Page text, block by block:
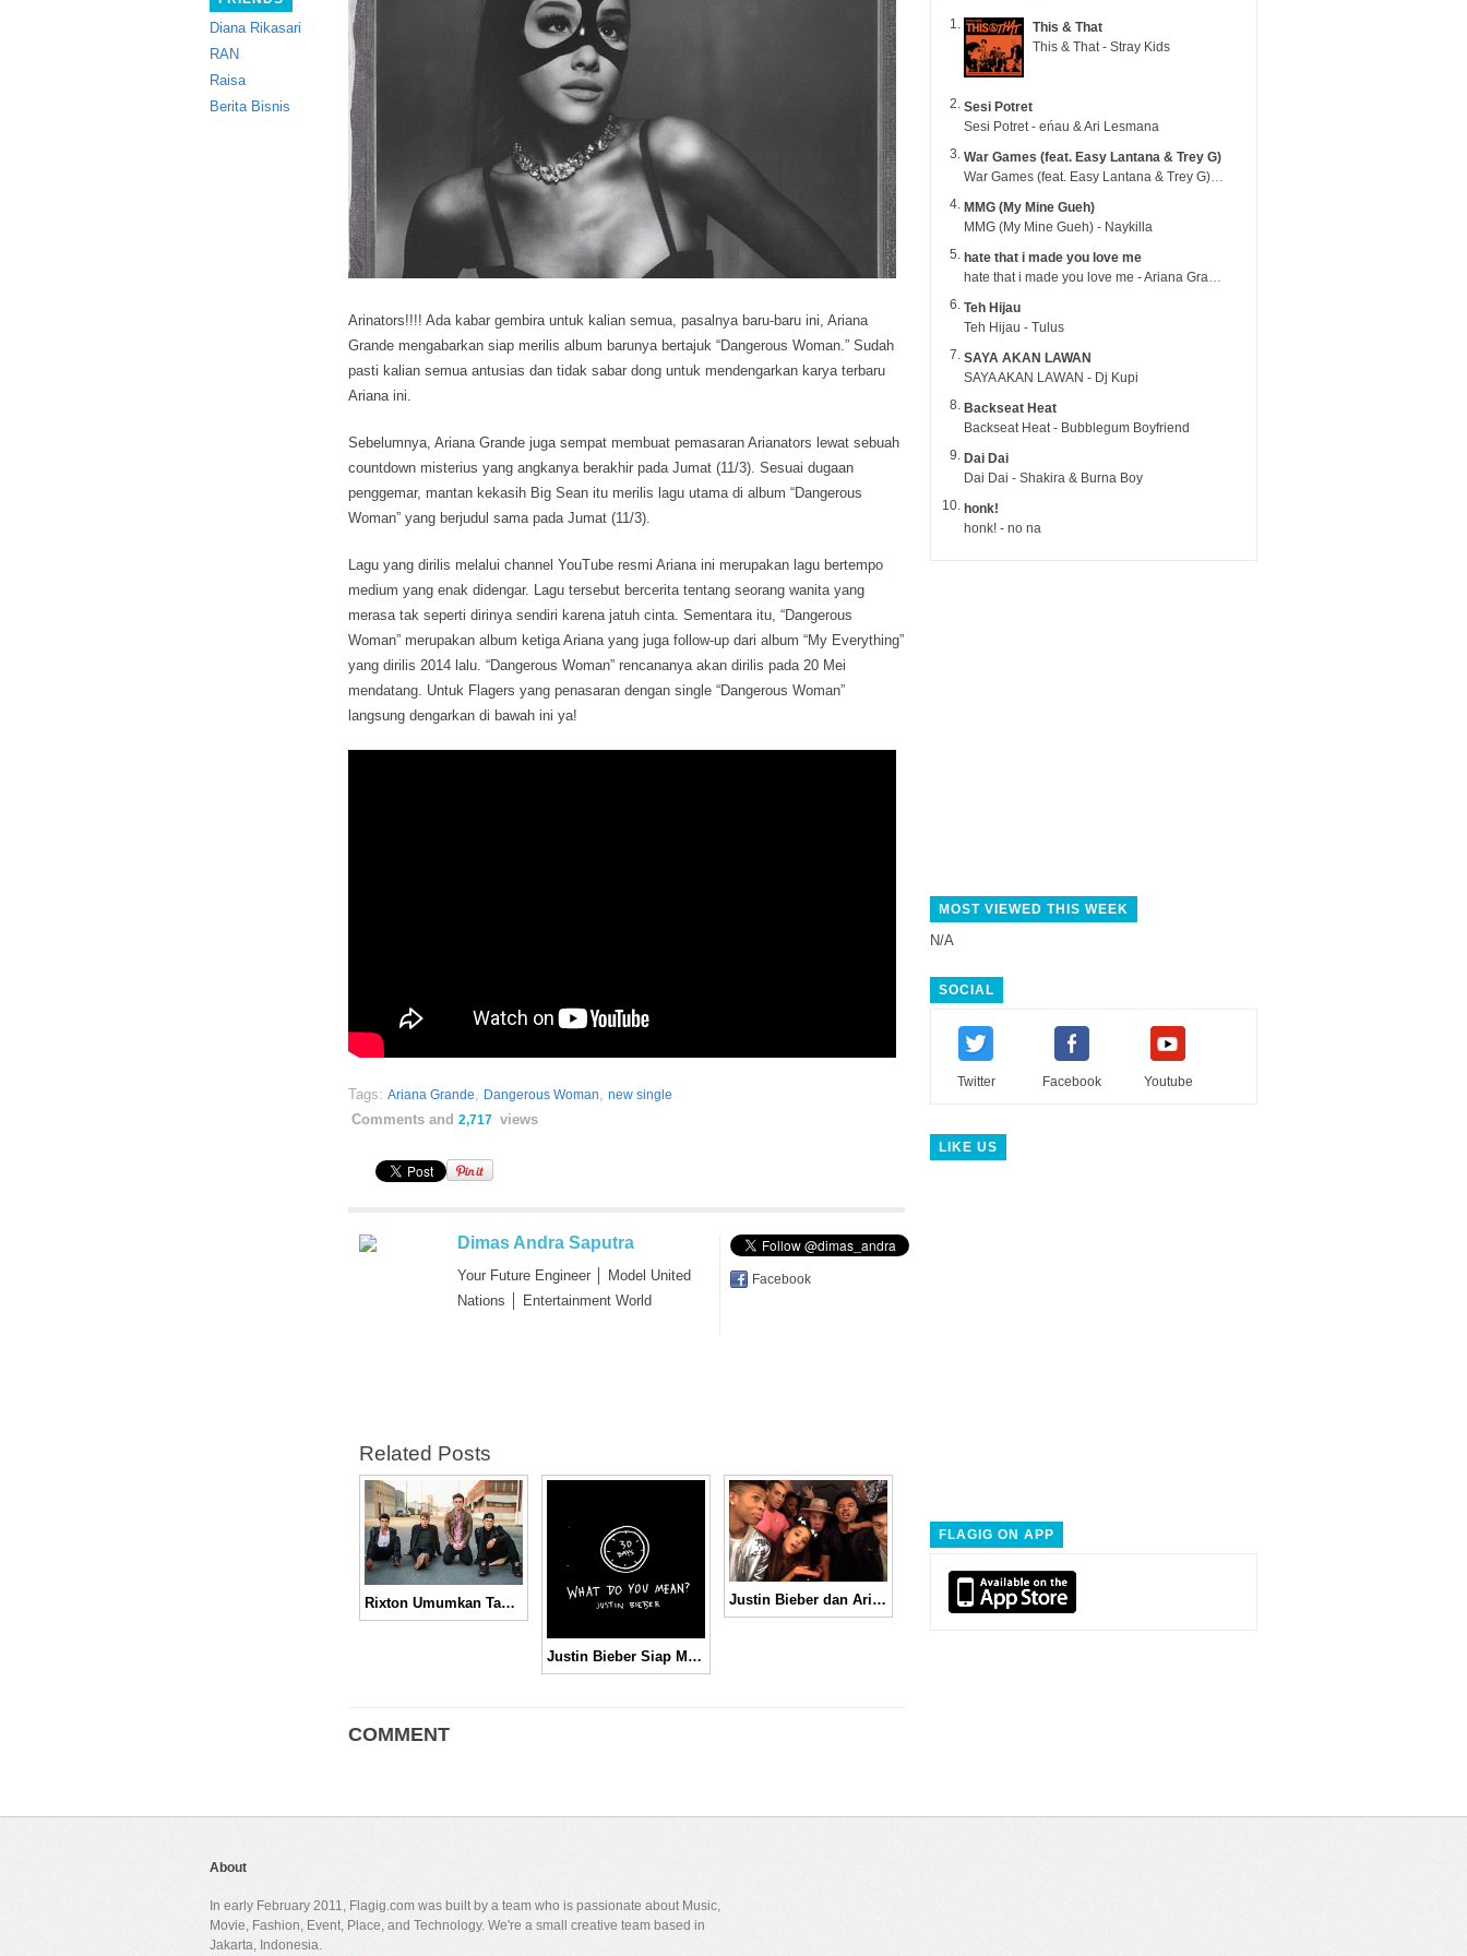
Diana Rikasari
RAN
Raisa
Berita Bisnis
Arinators!!!! Ada kabar gembira untuk kalian semua, pasalnya baru-baru ini, Ariana
Grande mengabarkan siap merilis album barunya bertajuk “Dangerous Woman.” Sudah
pasti kalian semua antusias dan tidak sabar dong untuk mendengarkan karya terbaru
Ariana ini.
Sebelumnya, Ariana Grande juga sempat membuat pemasaran Arianators lewat sebuah
countdown misterius yang angkanya berakhir pada Jumat (11/3). Sesuai dugaan
penggemar, mantan kekasih Big Sean itu merilis lagu utama di album “Dangerous
Woman” yang berjudul sama pada Jumat (11/3).
Lagu yang dirilis melalui channel YouTube resmi Ariana ini merupakan lagu bertempo
medium yang enak didengar. Lagu tersebut bercerita tentang seorang wanita yang
merasa tak seperti dirinya sendiri karena jatuh cinta. Sementara itu, “Dangerous
Woman” merupakan album ketiga Ariana yang juga follow-up dari album “My Everything”
yang dirilis 2014 lalu. “Dangerous Woman” rencananya akan dirilis pada 20 Mei
mendatang. Untuk Flagers yang penasaran dengan single “Dangerous Woman”
langsung dengarkan di bawah ini ya!
Tags: Ariana Grande, Dangerous Woman, new single
Comments and 2,717 views
Dimas Andra Saputra
Your Future Engineer │ Model United
Nations │ Entertainment World
Facebook
Related Posts
Rixton Umumkan Tanggal Rilis Album Baru, “Let The Road”
Justin Bieber Siap Merilis Single “What Do You Mean” pada Bulan Agustus
Justin Bieber dan Ariana Grande Menggila Bersama di Video “I Really Like You” Versi Lib Dub
COMMENT
This & That
This & That - Stray Kids
Sesi Potret
Sesi Potret - eńau & Ari Lesmana
War Games (feat. Easy Lantana & Trey G)
War Games (feat. Easy Lantana & Trey G) - Trub
MMG (My Mine Gueh)
MMG (My Mine Gueh) - Naykilla
hate that i made you love me
hate that i made you love me - Ariana Grande
Teh Hijau
Teh Hijau - Tulus
SAYA AKAN LAWAN
SAYA AKAN LAWAN - Dj Kupi
Backseat Heat
Backseat Heat - Bubblegum Boyfriend
Dai Dai
Dai Dai - Shakira & Burna Boy
honk!
honk! - no na
MOST VIEWED THIS WEEK
N/A
SOCIAL
Twitter Facebook Youtube
LIKE US
FLAGIG ON APP
About
In early February 2011, Flagig.com was built by a team who is passionate about Music,
Movie, Fashion, Event, Place, and Technology. We're a small creative team based in
Jakarta, Indonesia.